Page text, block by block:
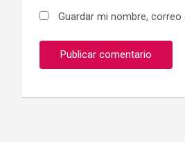
Guardar mi nombre,